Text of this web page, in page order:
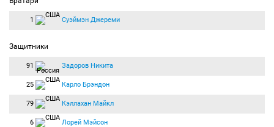
1 Суэймэн Джереми
Защитники
91 Задоров Никита
25 Карло Брэндон
79 Кэллахан Майкл
6 Лорей Мэйсон